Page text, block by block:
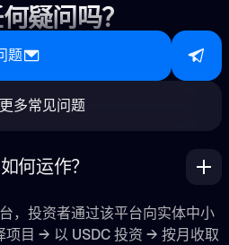
疑问吗？
题
多常见问题
何运作？
，投资者通过该平台向实体中小
目 → 以 USDC 投资 → 按月收取